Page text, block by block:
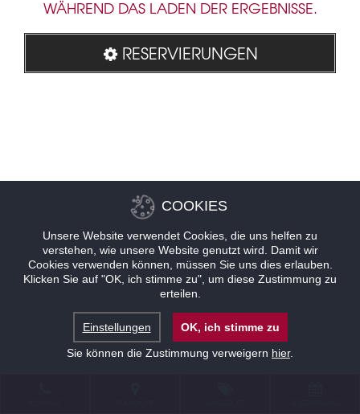
WÄHREND DAS LADEN DER ERGEBNISSE.
RESERVIERUNGEN
COOKIES
Unsere Website verwendet Cookies, die uns helfen zu
verstehen, wie unsere Website genutzt wird. Damit wir
Cookies verwenden können, müssen Sie uns dies erlauben.
Klicken Sie auf "OK, ich stimme zu", um diese Zustimmung zu
erteilen.
Einstellungen
OK, ich stimme zu
Sie können die Zustimmung verweigern hier.